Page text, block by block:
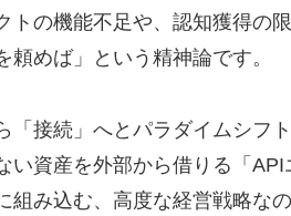
の機能不足や、認知獲得の
めば」という精神論です。
接続」へとパラダイムシフ
資産を外部から借りる「
み込む、高度な経営戦略なの